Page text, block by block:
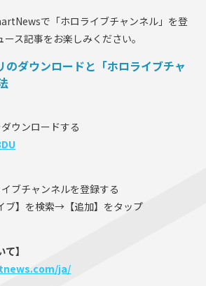
で「ホロライブチャンネル」を登
ス記事をお楽しみください。
ダウンロードと「ホロライブチャ
ウンロードする
ブチャンネルを登録する
ブ】を検索→【追加】をタップ
】
ja/